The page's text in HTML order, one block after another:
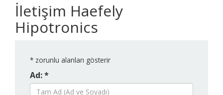
İletişim Haefely
Hipotronics
* zorunlu alanları gösterir
Ad: *